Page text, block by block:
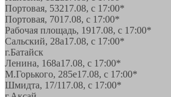
Портовая, 53217.08, с 17:00*
Портовая, 7017.08, с 17:00*
Рабочая площадь, 1917.08, с 17:00*
Сальский, 28a17.08, с 17:00*
г.Батайск
Ленина, 168а17.08, с 17:00*
М.Горького, 285е17.08, с 17:00*
Шмидта, 17/117.08, с 17:00*